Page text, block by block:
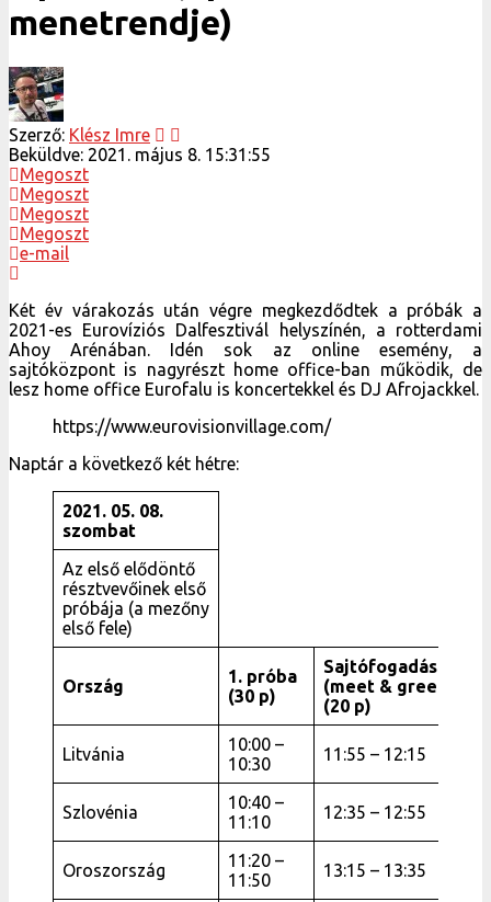
menetrendje)
Szerző: Klész Imre
Beküldve: 2021. május 8. 15:31:55
Megoszt
Megoszt
Megoszt
Megoszt
e-mail
Két év várakozás után végre megkezdődtek a próbák a
2021-es Eurovíziós Dalfesztivál helyszínén, a rotterdami
Ahoy Arénában. Idén sok az online esemény, a
sajtóközpont is nagyrészt home office-ban működik, de
lesz home office Eurofalu is koncertekkel és DJ Afrojackkel.
https://www.eurovisionvillage.com/
Naptár a következő két hétre:
2021. 05. 08.
szombat
Az első elődöntő
résztvevőinek első
próbája (a mezőny
első fele)
Ország
1. próba
(30 p)
Sajtófogadás
(meet & greet)
(20 p)
Litvánia
10:00 –
10:30
11:55 – 12:15
Szlovénia
10:40 –
11:10
12:35 – 12:55
Oroszország
11:20 –
11:50
13:15 – 13:35